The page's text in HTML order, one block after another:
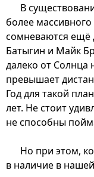
В
более
сомневаются ещё
Батыгин и Майк
далеко от Солнца
превышает
Год для такой
лет. Не стоит
не способны
Но при этом,
в наличие в